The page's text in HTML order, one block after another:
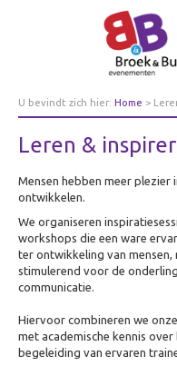
Aanpak
Nieuws & achtergrond
Contact
Opdrachtgevers
Bedrijfsleven
Culturele sector
U bevindt zich hier: Home >
Leren &
Mensen hebben meer plezier
ontwikkelen.
We organiseren
workshops die een ware
ter ontwikkeling van mensen,
stimulerend voor de
communicatie.
Hiervoor combineren we
met academische kennis
begeleiding van ervaren